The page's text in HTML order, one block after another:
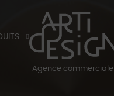
ET POIGNÉES DE PORTES
Agence commerciale